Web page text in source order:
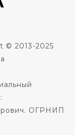
© 2013-2025
ОГРНИП